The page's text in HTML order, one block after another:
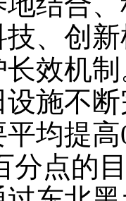
技、创
长效机
设施不
平均提
分点的